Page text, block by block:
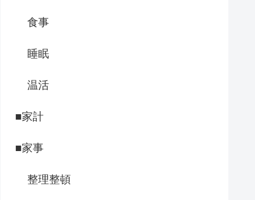
食事
睡眠
温活
■家計
■家事
整理整頓